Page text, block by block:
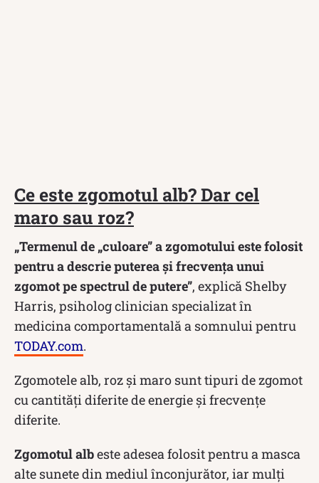
Ce este zgomotul alb? Dar cel
maro sau roz?
„Termenul de „culoare” a zgomotului este folosit
pentru a descrie puterea și frecvența unui
zgomot pe spectrul de putere”, explică Shelby
Harris, psiholog clinician specializat în
medicina comportamentală a somnului pentru
TODAY.com.
Zgomotele alb, roz și maro sunt tipuri de zgomot
cu cantități diferite de energie și frecvențe
diferite.
Zgomotul albeste adesea folosit pentru a masca
alte sunete din mediul înconjurător, iar mulți